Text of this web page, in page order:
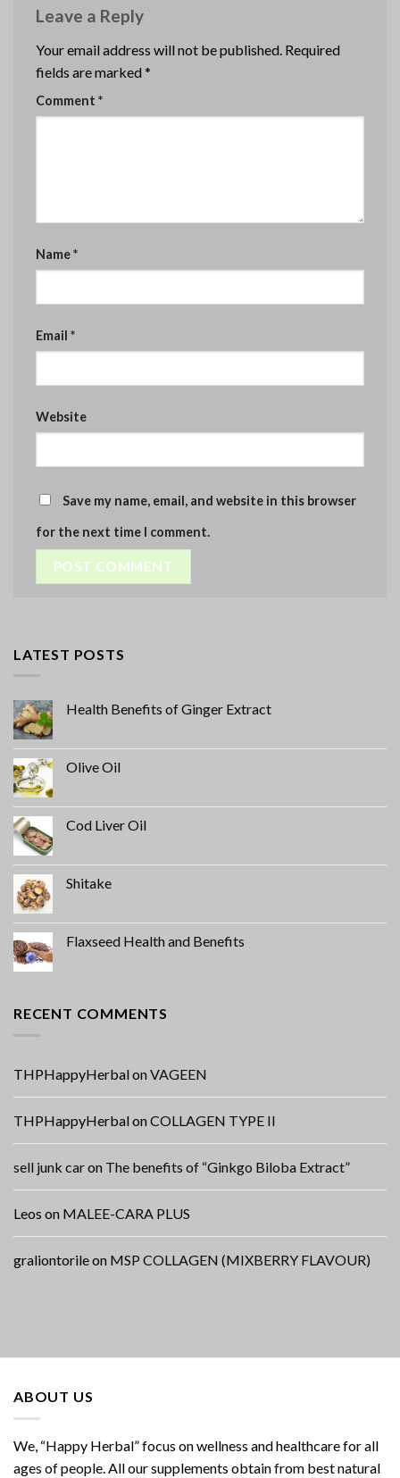
Leave a Reply
Your email address will not be published. Required
fields are marked*
Comment *
Name*
Email *
Website
Save my name, email, and website in this browser
for the next time I comment.
LATEST POSTS
Health Benefits of Ginger Extract
Olive Oil
Cod Liver Oil
Shitake
Flaxseed Health and Benefits
RECENT COMMENTS
THPHappyHerbalonVAGEEN
THPHappyHerbalonCOLLAGEN TYPE II
sell junk caron The benefits of “Ginkgo Biloba Extract”
Leos on MALEE-CARA PLUS
graliontorileon MSP COLLAGEN (MIXBERRY FLAVOUR)
ABOUT US
We, “Happy Herbal” focus on wellness and healthcare for all
ages of people. All our supplements obtain from best natural